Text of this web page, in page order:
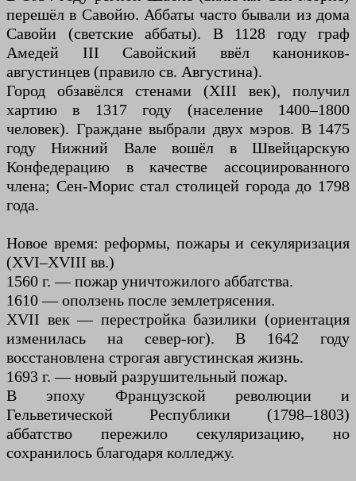
перешёл в Савойю. Аббаты часто бывали из дома
Савойи (светские аббаты). В 1128 году граф
Амедей III Савойский ввёл каноников-
августинцев (правило св. Августина).
Город обзавёлся стенами (XIII век), получил
хартию в 1317 году (население 1400–1800
человек). Граждане выбрали двух мэров. В 1475
году Нижний Вале вошёл в Швейцарскую
Конфедерацию в качестве ассоциированного
члена; Сен-Морис стал столицей города до 1798
года.
Новое время: реформы, пожары и секуляризация
(XVI–XVIII вв.)
1560 г. — пожар уничтожилого аббатства.
1610 — оползень после землетрясения.
XVII век — перестройка базилики (ориентация
изменилась на север-юг). В 1642 году
восстановлена ​​строгая августинская жизнь.
1693 г. — новый разрушительный пожар.
В эпоху Французской революции и
Гельветической Республики (1798–1803)
аббатство пережило секуляризацию, но
сохранилось благодаря колледжу.